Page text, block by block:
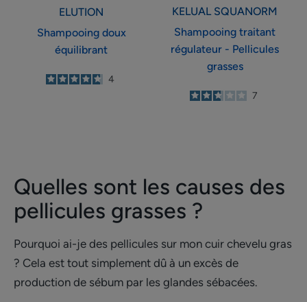
ELUTION
Shampooing doux
équilibrant
4.8
/
5
4
KELUALSQUANORM
Shampooing traitant
régulateur - Pellicules
grasses
2.7
/
5
7
Quelles sont les causes des
pellicules grasses ?
Pourquoi ai-je des pellicules sur mon cuir chevelu gras
? Cela est tout simplement dû à un excès de
production de sébum par les glandes sébacées.